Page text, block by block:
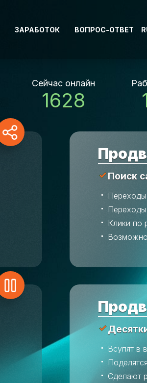
ЗАРАБОТОК ВОПРОС-ОТВЕТ
Сейчас онлайн
1628
Поиск
Клики по
Всупят в
Сделают